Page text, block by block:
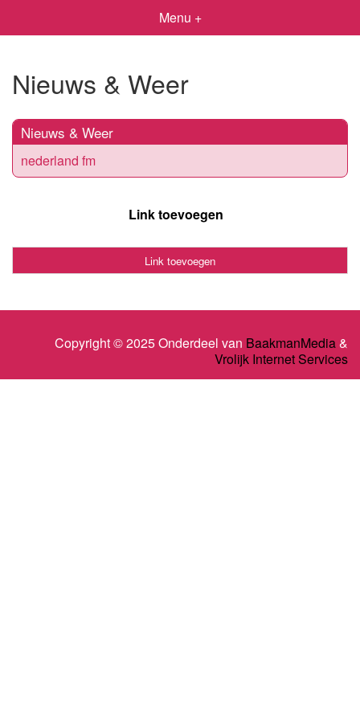
Menu +
Nieuws & Weer
Nieuws & Weer
nederland fm
Link toevoegen
Link toevoegen
Copyright © 2025 Onderdeel van BaakmanMedia&
Vrolijk Internet Services